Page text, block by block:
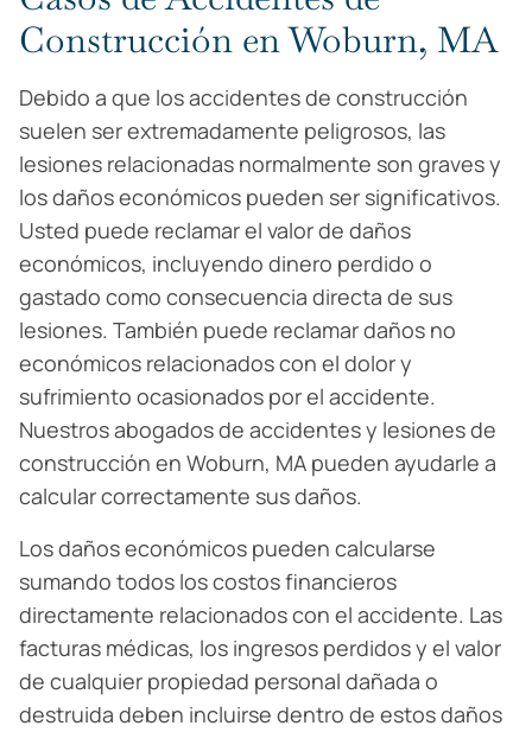
Construcción en Woburn, MA
Debido a que los accidentes de construcción
suelen ser extremadamente peligrosos, las
lesiones relacionadas normalmente son graves y
los daños económicos pueden ser significativos.
Usted puede reclamar el valor de daños
económicos, incluyendo dinero perdido o
gastado como consecuencia directa de sus
lesiones. También puede reclamar daños no
económicos relacionados con el dolor y
sufrimiento ocasionados por el accidente.
Nuestros abogados de accidentes y lesiones de
construcción en Woburn, MA pueden ayudarle a
calcular correctamente sus daños.
Los daños económicos pueden calcularse
sumando todos los costos financieros
directamente relacionados con el accidente. Las
facturas médicas, los ingresos perdidos y el valor
de cualquier propiedad personal dañada o
destruida deben incluirse dentro de estos daños